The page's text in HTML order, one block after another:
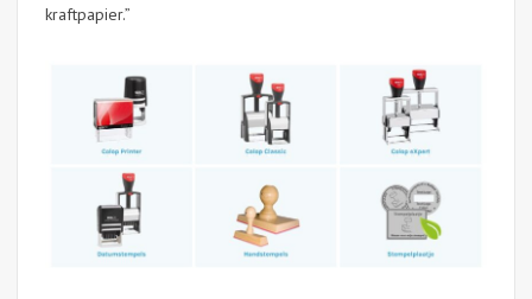
kraftpapier.”